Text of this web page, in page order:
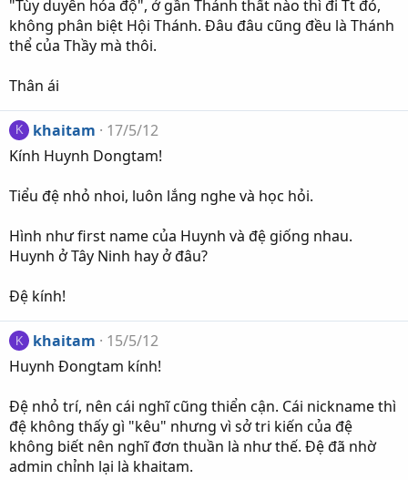
"Tùy duyên hóa độ", ở gần Thánh thất nào thì đi Tt đó,
không phân biệt Hội Thánh. Đâu đâu cũng đều là Thánh
thể của Thầy mà thôi.
Thân ái
K khaitam
17/5/12
Kính Huynh Dongtam!
Tiểu đệ nhỏ nhoi, luôn lắng nghe và học hỏi.
Hình như first name của Huynh và đệ giống nhau.
Huynh ở Tây Ninh hay ở đâu?
Đệ kính!
K khaitam
15/5/12
Huynh Đongtam kính!
Đệ nhỏ trí, nên cái nghĩ cũng thiển cận. Cái nickname thì
đệ không thấy gì "kêu" nhưng vì sở tri kiến của đệ
không biết nên nghĩ đơn thuần là như thế. Đệ đã nhờ
admin chỉnh lại là khaitam.